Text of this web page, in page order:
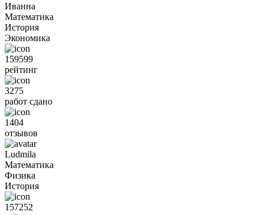
Иванна
Математика
История
Экономика
159599
рейтинг
3275
работ сдано
1404
отзывов
Ludmila
Математика
Физика
История
157252